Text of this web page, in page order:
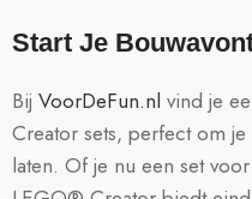
Start Je
Bij VoorDeFun.nl vind je
Creator sets, perfect om
laten. Of je nu een set